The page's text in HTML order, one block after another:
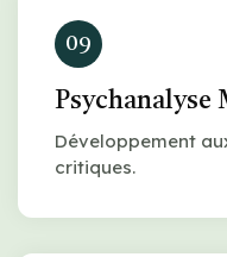
09
Psychanalyse
Développement
critiques.